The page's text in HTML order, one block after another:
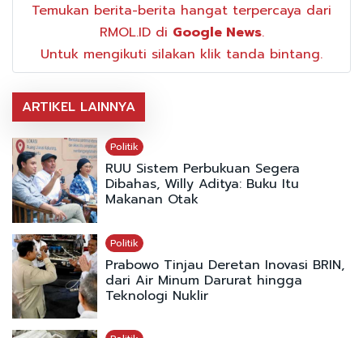
Temukan berita-berita hangat terpercaya dari
RMOL.ID di Google News.
Untuk mengikuti silakan klik tanda bintang.
ARTIKEL LAINNYA
Politik
RUU Sistem Perbukuan Segera
Dibahas, Willy Aditya: Buku Itu
Makanan Otak
Politik
Prabowo Tinjau Deretan Inovasi BRIN,
dari Air Minum Darurat hingga
Teknologi Nuklir